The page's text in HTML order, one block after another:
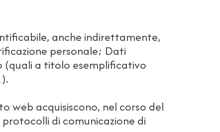
anche indirettamente,
personale; Dati
(quali a titolo esemplificativo
web acquisiscono, nel corso del
di comunicazione di